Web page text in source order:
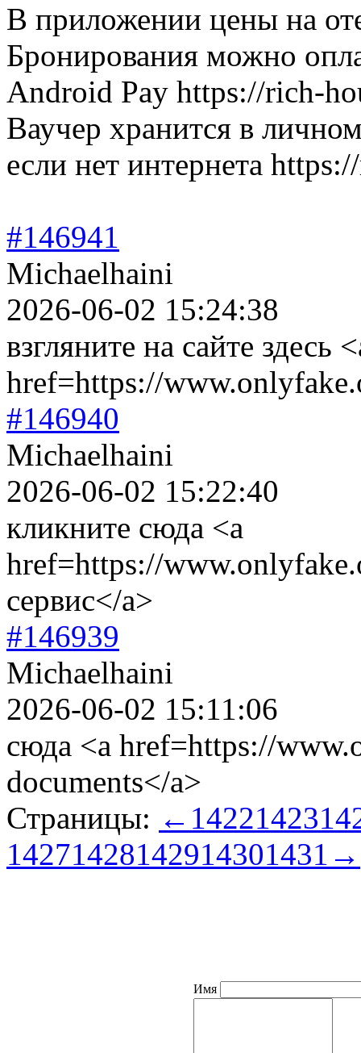
В приложении цены на
Бронирования можно
Android Pay https://rich-
Ваучер хранится в
если нет интернета
#146941
Michaelhaini
2026-06-02 15:24:38
взгляните на сайте здесь
href=https://
#146940
Michaelhaini
2026-06-02 15:22:40
кликните сюда <a
href=https://
сервис</a>
#146939
Michaelhaini
2026-06-02 15:11:06
сюда <a href=https://
documents</a>
Страницы: ← 14221423
14271428142914301431 →
Имя